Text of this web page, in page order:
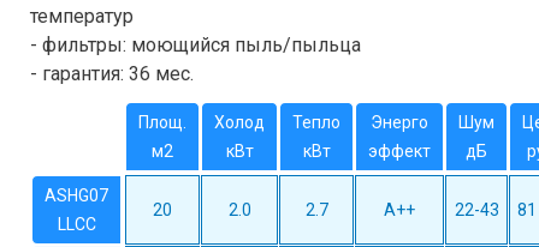
температур
- фильтры: моющийся пыль/пыльца
- гарантия: 36 мес.
Площ.
м2
Холод
кВт
Тепло
кВт
Энерго
эффект
Шум
дБ
ASHG07
LLCC
20 2.0 2.7 A++ 22-43